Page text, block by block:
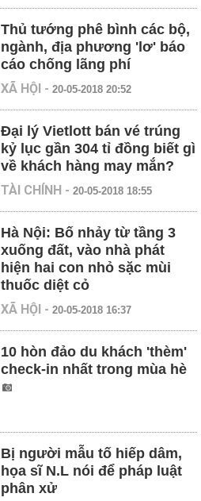
Thủ tướng phê bình các bộ,
ngành, địa phương 'lơ' báo
cáo chống lãng phí
XÃ HỘI -20-05-2018 20:52
Đại lý Vietlott bán vé trúng
kỷ lục gần 304 tỉ đồng biết gì
về khách hàng may mắn?
TÀI CHÍNH -20-05-2018 18:55
Hà Nội: Bố nhảy từ tầng 3
xuống đất, vào nhà phát
hiện hai con nhỏ sặc mùi
thuốc diệt cỏ
XÃ HỘI -20-05-2018 16:37
10 hòn đảo du khách 'thèm'
check-in nhất trong mùa hè
Bị người mẫu tố hiếp dâm,
họa sĩ N.L nói để pháp luật
phân xử